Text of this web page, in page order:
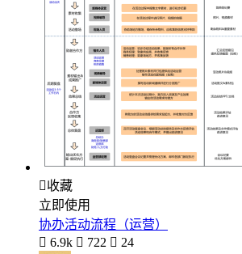
收藏
立即使用
协办活动流程（运营）
 6.9k  722  24